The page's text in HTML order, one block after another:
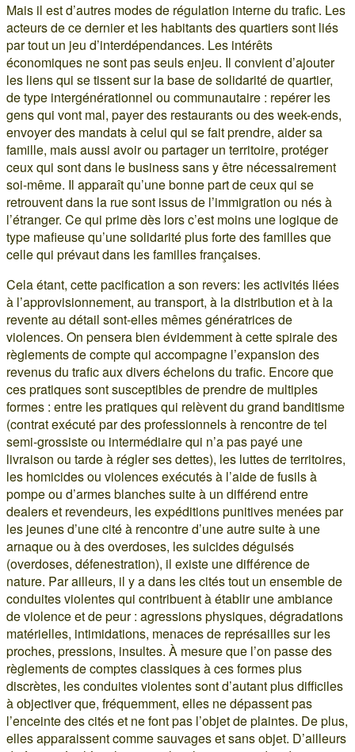
Mais il est d’autres modes de régulation interne du trafic. Les
acteurs de ce dernier et les habitants des quartiers sont liés
par tout un jeu d’interdépendances. Les intérêts
économiques ne sont pas seuls enjeu. Il convient d’ajouter
les liens qui se tissent sur la base de solidarité de quartier,
de type intergénérationnel ou communautaire : repérer les
gens qui vont mal, payer des restaurants ou des week-ends,
envoyer des mandats à celui qui se fait prendre, aider sa
famille, mais aussi avoir ou partager un territoire, protéger
ceux qui sont dans le business sans y être nécessairement
soi-même. Il apparaît qu’une bonne part de ceux qui se
retrouvent dans la rue sont issus de l’immigration ou nés à
l’étranger. Ce qui prime dès lors c’est moins une logique de
type mafieuse qu’une solidarité plus forte des familles que
celle qui prévaut dans les familles françaises.
Cela étant, cette pacification a son revers: les activités liées
à l’approvisionnement, au transport, à la distribution et à la
revente au détail sont-elles mêmes génératrices de
violences. On pensera bien évidemment à cette spirale des
règlements de compte qui accompagne l’expansion des
revenus du trafic aux divers échelons du trafic. Encore que
ces pratiques sont susceptibles de prendre de multiples
formes : entre les pratiques qui relèvent du grand banditisme
(contrat exécuté par des professionnels à rencontre de tel
semi-grossiste ou intermédiaire qui n’a pas payé une
livraison ou tarde à régler ses dettes), les luttes de territoires,
les homicides ou violences exécutés à l’aide de fusils à
pompe ou d’armes blanches suite à un différend entre
dealers et revendeurs, les expéditions punitives menées par
les jeunes d’une cité à rencontre d’une autre suite à une
arnaque ou à des overdoses, les suicides déguisés
(overdoses, défenestration), il existe une différence de
nature. Par ailleurs, il y a dans les cités tout un ensemble de
conduites violentes qui contribuent à établir une ambiance
de violence et de peur : agressions physiques, dégradations
matérielles, intimidations, menaces de représailles sur les
proches, pressions, insultes. À mesure que l’on passe des
règlements de comptes classiques à ces formes plus
discrètes, les conduites violentes sont d’autant plus difficiles
à objectiver que, fréquemment, elles ne dépassent pas
l’enceinte des cités et ne font pas l’objet de plaintes. De plus,
elles apparaissent comme sauvages et sans objet. D’ailleurs